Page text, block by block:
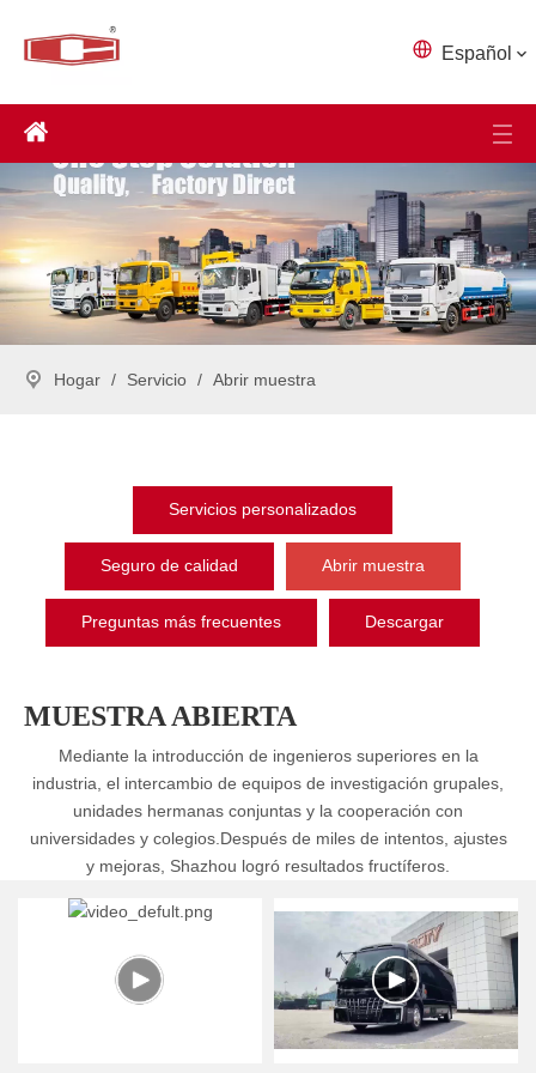
Español
Hogar / Servicio / Abrir muestra
Servicios personalizados
Seguro de calidad Abrir muestra
Preguntas más frecuentes Descargar
MUESTRA ABIERTA
Mediante la introducción de ingenieros superiores en la
industria, el intercambio de equipos de investigación grupales,
unidades hermanas conjuntas y la cooperación con
universidades y colegios.Después de miles de intentos, ajustes
y mejoras, Shazhou logró resultados fructíferos.